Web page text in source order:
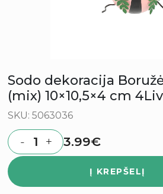
Sodo dekoracija
(mix) 10×10,5×4 cm
SKU: 5063036
Quantity
- + 3.99€
Į KREPŠELĮ